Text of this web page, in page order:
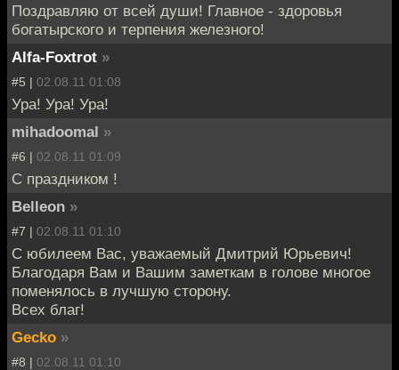
Поздравляю от всей души! Главное - здоровья
богатырского и терпения железного!
Alfa-Foxtrot »
#5 | 02.08.11 01:08
Ура! Ура! Ура!
mihadoomal »
#6 | 02.08.11 01:09
С праздником !
Belleon »
#7 | 02.08.11 01:10
С юбилеем Вас, уважаемый Дмитрий Юрьевич!
Благодаря Вам и Вашим заметкам в голове многое
поменялось в лучшую сторону.
Всех благ!
Gecko »
#8 | 02.08.11 01:10